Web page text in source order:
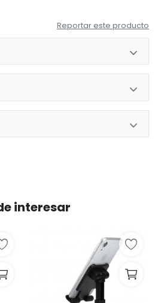
Reportar este producto
interesar